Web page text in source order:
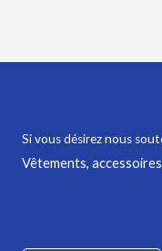
Si vous désirez nous
Vêtements,